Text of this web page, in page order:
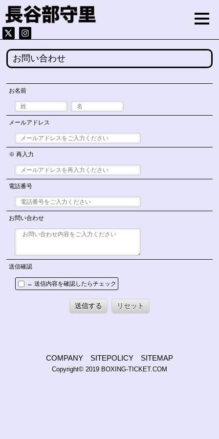
お問い合わせ
お名前
メールアドレス
※ 再入力
電話番号
お問い合わせ
送信確認
← 送信内容を確認したらチェック
送信する リセット
COMPANY SITEPOLICY SITEMAP
Copyright© 2019 BOXING-TICKET.COM